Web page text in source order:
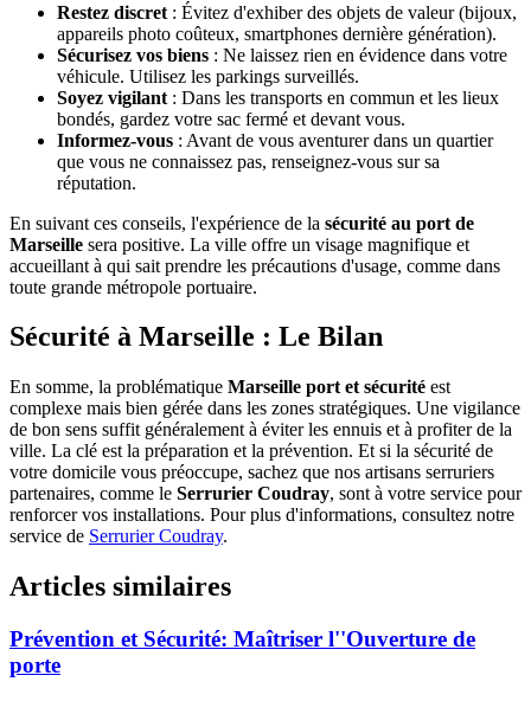
Restez discret : Évitez d'exhiber des objets de valeur (bijoux,
appareils photo coûteux, smartphones dernière génération).
Sécurisez vos biens : Ne laissez rien en évidence dans votre
véhicule. Utilisez les parkings surveillés.
Soyez vigilant : Dans les transports en commun et les lieux
bondés, gardez votre sac fermé et devant vous.
Informez-vous : Avant de vous aventurer dans un quartier
que vous ne connaissez pas, renseignez-vous sur sa
réputation.
En suivant ces conseils, l'expérience de la sécurité au port de
Marseille sera positive. La ville offre un visage magnifique et
accueillant à qui sait prendre les précautions d'usage, comme dans
toute grande métropole portuaire.
Sécurité à Marseille : Le Bilan
En somme, la problématique Marseille port et sécurité est
complexe mais bien gérée dans les zones stratégiques. Une vigilance
de bon sens suffit généralement à éviter les ennuis et à profiter de la
ville. La clé est la préparation et la prévention. Et si la sécurité de
votre domicile vous préoccupe, sachez que nos artisans serruriers
partenaires, comme le Serrurier Coudray, sont à votre service pour
renforcer vos installations. Pour plus d'informations, consultez notre
service de Serrurier Coudray.
Articles similaires
Prévention et Sécurité: Maîtriser l''Ouverture de
porte